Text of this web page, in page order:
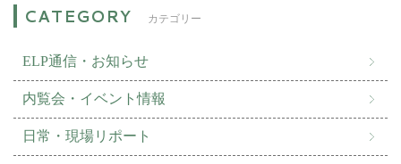
カテゴリー
ELP通信・お知らせ
内覧会・イベント情報
日常・現場リポート